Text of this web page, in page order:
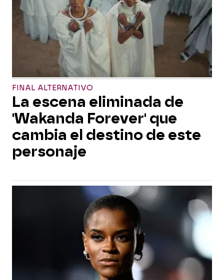
FINAL ALTERNATIVO
La escena eliminada de
'Wakanda Forever' que
cambia el destino de este
personaje